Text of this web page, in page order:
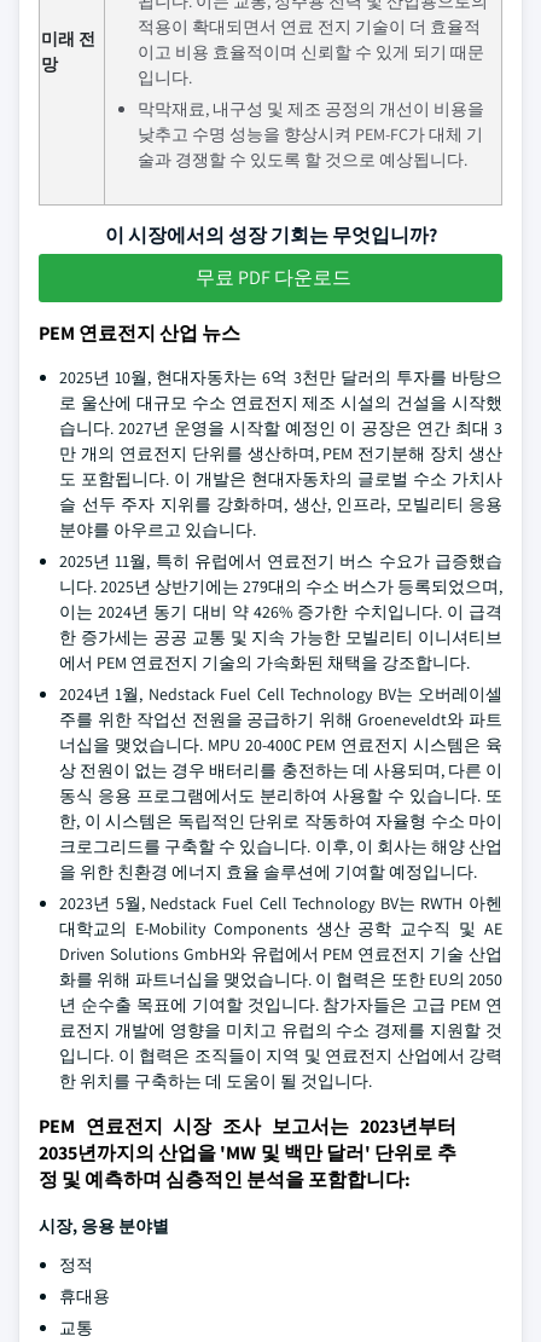
미래 전
망
적용이 확대되면서 연료 전지 기술이 더 효율적
이고 비용 효율적이며 신뢰할 수 있게 되기 때문
입니다.
막막재료, 내구성 및 제조 공정의 개선이 비용을
낮추고 수명 성능을 향상시켜 PEM-FC가 대체 기
술과 경쟁할 수 있도록 할 것으로 예상됩니다.
이 시장에서의 성장 기회는 무엇입니까?
무료 PDF 다운로드
PEM 연료전지 산업 뉴스
2025년 10월, 현대자동차는 6억 3천만 달러의 투자를 바탕으
로 울산에 대규모 수소 연료전지 제조 시설의 건설을 시작했
습니다. 2027년 운영을 시작할 예정인 이 공장은 연간 최대 3
만 개의 연료전지 단위를 생산하며, PEM 전기분해 장치 생산
도 포함됩니다. 이 개발은 현대자동차의 글로벌 수소 가치사
슬 선두 주자 지위를 강화하며, 생산, 인프라, 모빌리티 응용
분야를 아우르고 있습니다.
2025년 11월, 특히 유럽에서 연료전기 버스 수요가 급증했습
니다. 2025년 상반기에는 279대의 수소 버스가 등록되었으며,
이는 2024년 동기 대비 약 426% 증가한 수치입니다. 이 급격
한 증가세는 공공 교통 및 지속 가능한 모빌리티 이니셔티브
에서 PEM 연료전지 기술의 가속화된 채택을 강조합니다.
2024년 1월, Nedstack Fuel Cell Technology BV는 오버레이셀
주를 위한 작업선 전원을 공급하기 위해 Groeneveldt와 파트
너십을 맺었습니다. MPU 20-400C PEM 연료전지 시스템은 육
상 전원이 없는 경우 배터리를 충전하는 데 사용되며, 다른 이
동식 응용 프로그램에서도 분리하여 사용할 수 있습니다. 또
한, 이 시스템은 독립적인 단위로 작동하여 자율형 수소 마이
크로그리드를 구축할 수 있습니다. 이후, 이 회사는 해양 산업
을 위한 친환경 에너지 효율 솔루션에 기여할 예정입니다.
2023년 5월, Nedstack Fuel Cell Technology BV는 RWTH 아헨
대학교의 E-Mobility Components 생산 공학 교수직 및 AE
Driven Solutions GmbH와 유럽에서 PEM 연료전지 기술 산업
화를 위해 파트너십을 맺었습니다. 이 협력은 또한 EU의 2050
년 순수출 목표에 기여할 것입니다. 참가자들은 고급 PEM 연
료전지 개발에 영향을 미치고 유럽의 수소 경제를 지원할 것
입니다. 이 협력은 조직들이 지역 및 연료전지 산업에서 강력
한 위치를 구축하는 데 도움이 될 것입니다.
PEM 연료전지 시장 조사 보고서는 2023년부터
2035년까지의 산업을 'MW 및 백만 달러' 단위로 추
정 및 예측하며 심층적인 분석을 포함합니다:
시장, 응용 분야별
정적
휴대용
교통